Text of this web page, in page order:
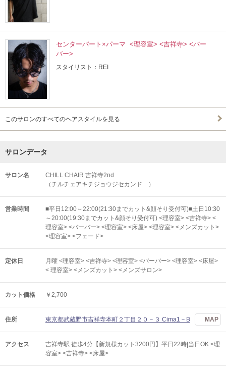
センターパート×パーマ <理容室> <吉祥寺> <バー
バー>
スタイリスト：REI
このサロンのすべてのヘアスタイルを見る
サロンデータ
サロン名
CHILL CHAIR 吉祥寺2nd
（チルチェアキチジョウジセカンド ）
営業時間
■平日12:00～22:00(21:30までカット&顔そり受付可)■土日10:30
～20:00(19:30までカット&顔そり受付可) <理容室> <吉祥寺> <
理容室> <バーバー> <理容室> <床屋> <理容室> <メンズカット>
<理容室> <フェード>
定休日
月曜 <理容室> <吉祥寺> <理容室> <バーバー> <理容室> <床屋>
< 理容室> <メンズカット> <メンズサロン>
カット価格 ￥2,700
住所 東京都武蔵野市吉祥寺本町２丁目２０－３ Cima1－B MAP
アクセス
吉祥寺駅 徒歩4分【新規様カット3200円】平日22時|当日OK <理
容室> <吉祥寺> <床屋>